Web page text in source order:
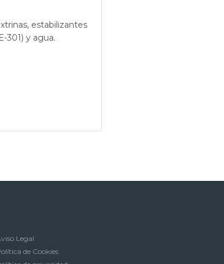
estabilizantes
301) y agua.
Legal
de Cookies